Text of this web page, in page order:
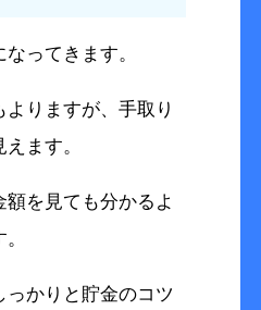
ってきます。
りますが、手取り
ます。
を見ても分かるよ
かりと貯金のコツ